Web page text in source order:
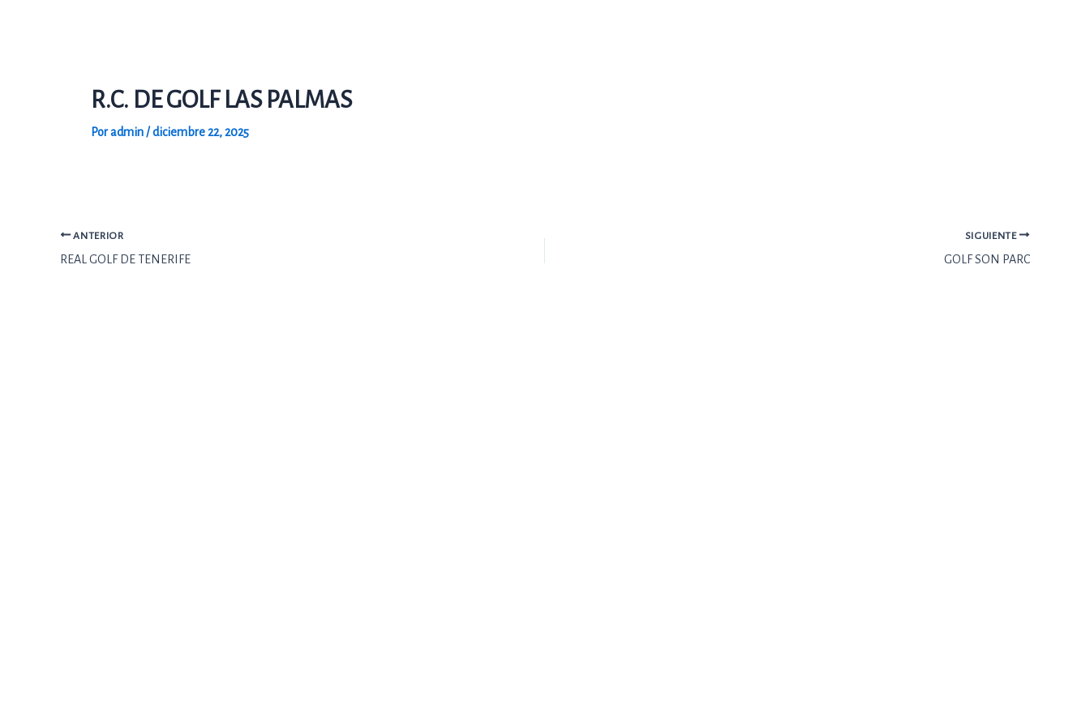
R.C. DE GOLF LAS PALMAS
Poradmin /diciembre 22, 2025
ANTERIOR
REAL GOLF DE TENERIFE
SIGUIENTE
GOLF SON PARC